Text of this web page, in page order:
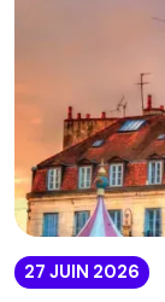
27 JUIN 2026